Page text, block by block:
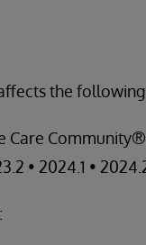
the
Care
• 2024.1 •